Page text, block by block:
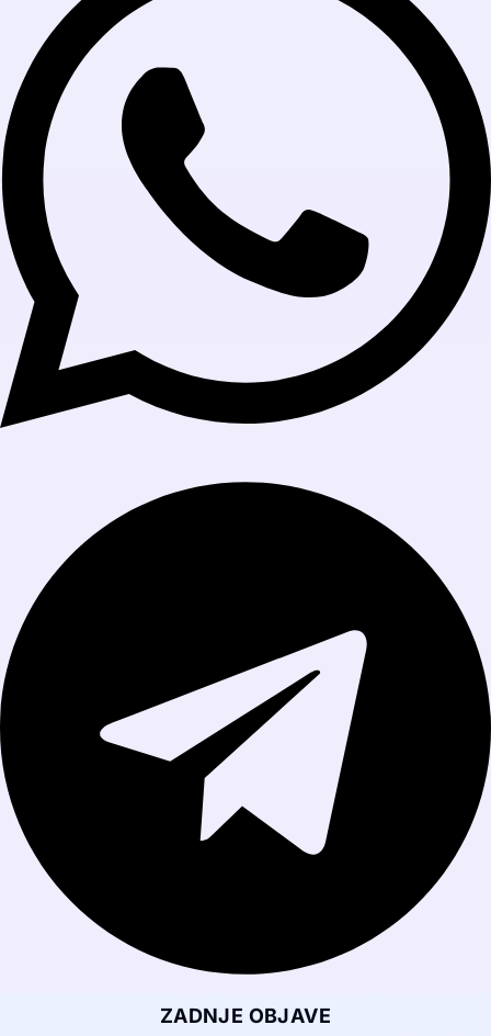
ZADNJE OBJAVE